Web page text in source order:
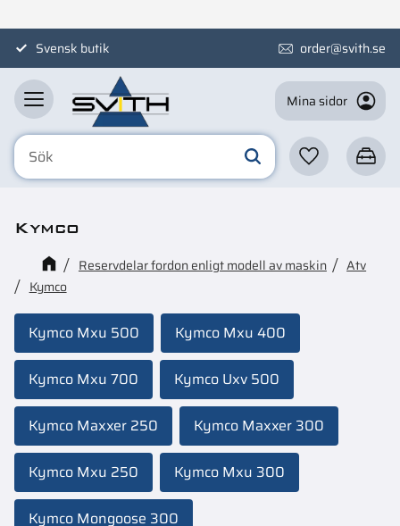
MenySvensk butik order@svith.se
Mina sidor
Favoriter
Kymco
Reservdelar fordon enligt modell av maskin
Atv
Kymco
Kymco Mxu 500 Kymco Mxu 400
Kymco Mxu 700 Kymco Uxv 500
Kymco Maxxer 250 Kymco Maxxer 300
Kymco Mxu 250 Kymco Mxu 300
Kymco Mongoose 300